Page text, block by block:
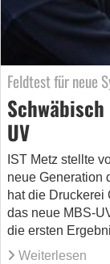
Feldtest für neue
UV
IST Metz stellte
neue Generation
hat die Druckerei
das neue MBS-
die ersten
Weiterlesen